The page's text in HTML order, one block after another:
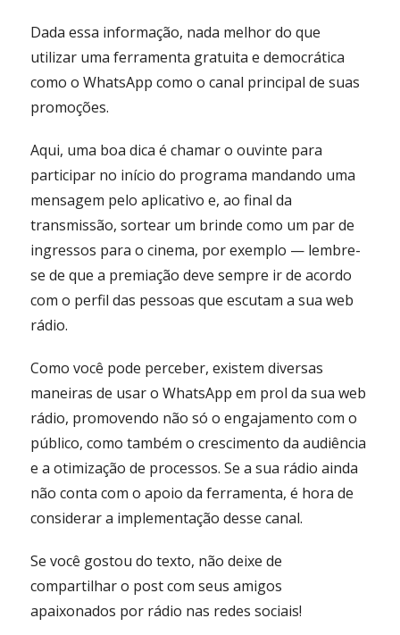
Dada essa informação, nada melhor do que
utilizar uma ferramenta gratuita e democrática
como o WhatsApp como o canal principal de suas
promoções.
Aqui, uma boa dica é chamar o ouvinte para
participar no início do programa mandando uma
mensagem pelo aplicativo e, ao final da
transmissão, sortear um brinde como um par de
ingressos para o cinema, por exemplo — lembre-
se de que a premiação deve sempre ir de acordo
com o perfil das pessoas que escutam a sua web
rádio.
Como você pode perceber, existem diversas
maneiras de usar o WhatsApp em prol da sua web
rádio, promovendo não só o engajamento com o
público, como também o crescimento da audiência
e a otimização de processos. Se a sua rádio ainda
não conta com o apoio da ferramenta, é hora de
considerar a implementação desse canal.
Se você gostou do texto, não deixe de
compartilhar o post com seus amigos
apaixonados por rádio nas redes sociais!